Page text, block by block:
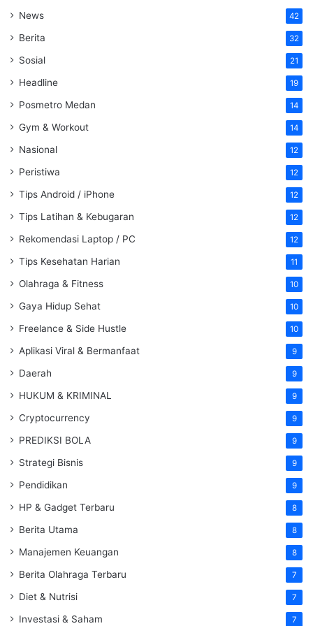
News 42
Berita 32
Sosial 21
Headline 19
Posmetro Medan 14
Gym & Workout 14
Nasional 12
Peristiwa 12
Tips Android / iPhone 12
Tips Latihan & Kebugaran 12
Rekomendasi Laptop / PC 12
Tips Kesehatan Harian 11
Olahraga & Fitness 10
Gaya Hidup Sehat 10
Freelance & Side Hustle 10
Aplikasi Viral & Bermanfaat 9
Daerah 9
HUKUM & KRIMINAL 9
Cryptocurrency 9
PREDIKSI BOLA 9
Strategi Bisnis 9
Pendidikan 9
HP & Gadget Terbaru 8
Berita Utama 8
Manajemen Keuangan 8
Berita Olahraga Terbaru 7
Diet & Nutrisi 7
Investasi & Saham 7